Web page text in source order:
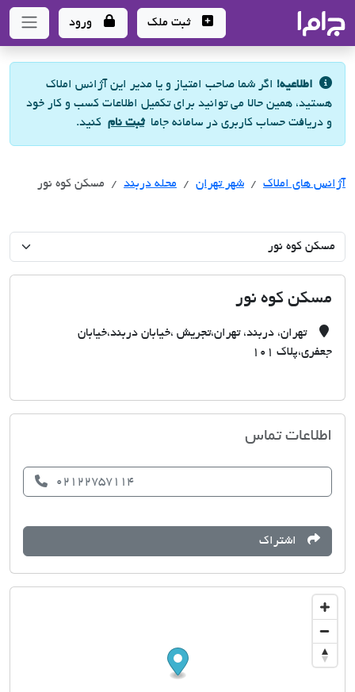
- سامانه جامع املاک و مشاورین املاک
ثبت ملک ورود
اطلاعیه! اگر شما صاحب امتیاز و یا مدیر این آژانس املاک
هستید، همین حالا می توانید برای تکمیل اطلاعات کسب و کار خود
و دریافت حساب کاربری در سامانه جاماثبت نام کنید.
آژانس های املاک آژانس های املاک
شهر تهران آژانس های املاک
محله دربند مسکن کوه نور
مسکن کوه نور
تهران، دربند، تهران،تجریش ،خیابان دربند،خیابان
جعفری،پلاک 101
اطلاعات تماس
02122757114
اشتراک